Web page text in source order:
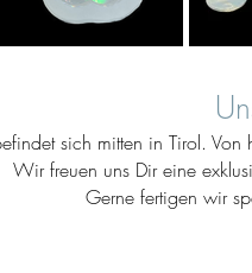
sich mitten in Tirol.
Wir freuen uns Dir eine
Gerne fertigen wir